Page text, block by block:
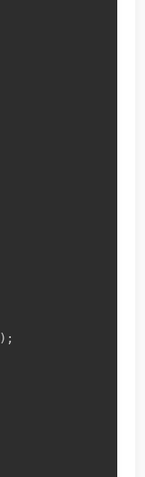
) ;